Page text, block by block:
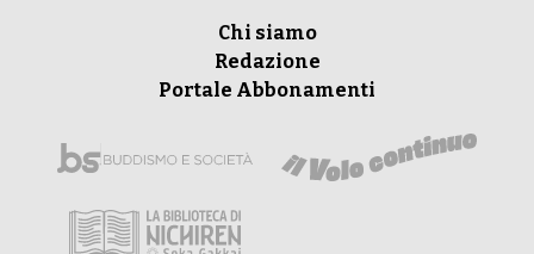
Chi siamo
Redazione
Portale Abbonamenti